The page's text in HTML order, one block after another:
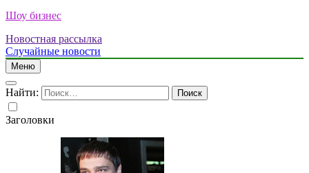
Шоу бизнес
Новостная рассылка
Случайные новости
Меню
Найти:
Заголовки